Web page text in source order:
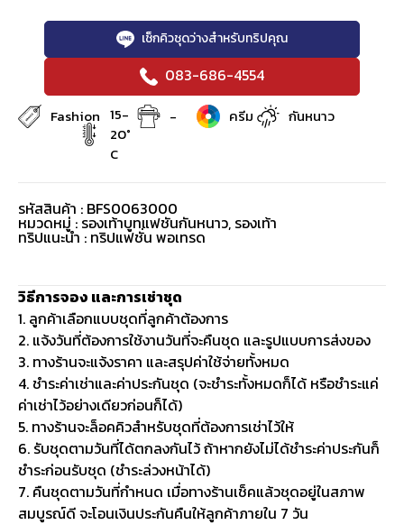
เช็กคิวชุดว่างสำหรับทริปคุณ
083-686-4554
Fashion 15-
20°
C
- ครีม กันหนาว
รหัสสินค้า : BFS0063000
หมวดหมู่ : รองเท้าบูทแฟชันกันหนาว, รองเท้า
ทริปแนะนำ : ทริปแฟชั่น พอเทรด
วิธีการจอง และการเช่าชุด
1. ลูกค้าเลือกแบบชุดที่ลูกค้าต้องการ
2. แจ้งวันที่ต้องการใช้งานวันที่จะคืนชุด และรูปแบบการส่งของ
3. ทางร้านจะแจ้งราคา และสรุปค่าใช้จ่ายทั้งหมด
4. ชำระค่าเช่าและค่าประกันชุด (จะชำระทั้งหมดก็ได้ หรือชำระแค่
ค่าเช่าไว้อย่างเดียวก่อนก็ได้)
5. ทางร้านจะล็อคคิวสำหรับชุดที่ต้องการเช่าไว้ให้
6. รับชุดตามวันที่ได้ตกลงกันไว้ ถ้าหากยังไม่ได้ชำระค่าประกันก็
ชำระก่อนรับชุด (ชำระล่วงหน้าได้)
7. คืนชุดตามวันที่กำหนด เมื่อทางร้านเช็คแล้วชุดอยู่ในสภาพ
สมบูรณ์ดี จะโอนเงินประกันคืนให้ลูกค้าภายใน 7 วัน